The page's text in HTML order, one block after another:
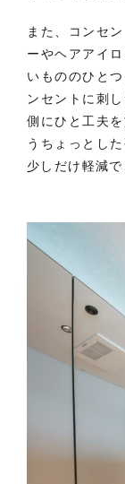
また、コンセ
ーやヘアアイ
いもののひと
ンセントに刺
側にひと工夫
うちょっとし
少しだけ軽減で